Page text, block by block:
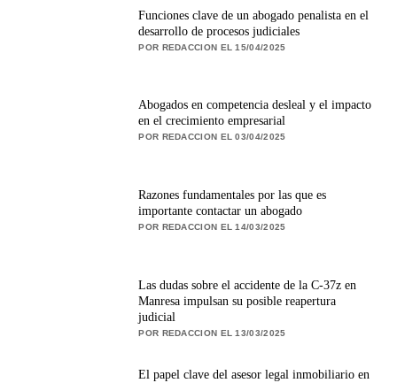
Funciones clave de un abogado penalista en el
desarrollo de procesos judiciales
POR REDACCION EL 15/04/2025
Abogados en competencia desleal y el impacto
en el crecimiento empresarial
POR REDACCION EL 03/04/2025
Razones fundamentales por las que es
importante contactar un abogado
POR REDACCION EL 14/03/2025
Las dudas sobre el accidente de la C-37z en
Manresa impulsan su posible reapertura
judicial
POR REDACCION EL 13/03/2025
El papel clave del asesor legal inmobiliario en